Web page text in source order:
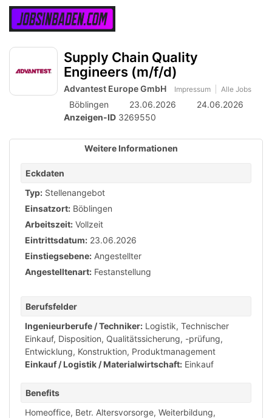
Accessibility
Modus
aktivieren
zur
zum
von
Endgerät
Supply Chain Quality
Engineers (m/f/d)
Advantest Europe GmbH Impressum Alle Jobs
Böblingen 23.06.2026
24.06.2026
Anzeigen-ID 3269550
Weitere Informationen
Eckdaten
Typ: Stellenangebot
Einsatzort: Böblingen
Arbeitszeit: Vollzeit
Eintrittsdatum: 23.06.2026
Einstiegsebene: Angestellter
Angestelltenart: Festanstellung
Berufsfelder
Ingenieurberufe / Techniker: Logistik, Technischer
Einkauf, Disposition, Qualitätssicherung, -prüfung,
Entwicklung, Konstruktion, Produktmanagement
Einkauf / Logistik / Materialwirtschaft: Einkauf
Benefits
Homeoffice, Betr. Altersvorsorge, Weiterbildung,